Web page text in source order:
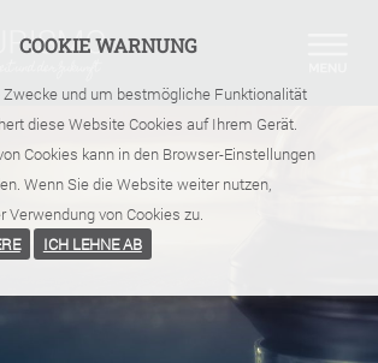
COOKIE WARNUNG
und um bestmögliche Funktionalität
diese Website Cookies auf Ihrem Gerät.
Cookies kann in den Browser-Einstellungen
Wenn Sie die Website weiter nutzen,
von Cookies zu.
ICH LEHNE AB